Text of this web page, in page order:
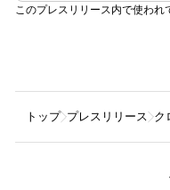
このプレスリリース内で使わ
トップ プレスリリース ク